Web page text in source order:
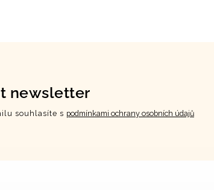
newsletter
souhlasíte s podmínkami ochrany osobních údajů